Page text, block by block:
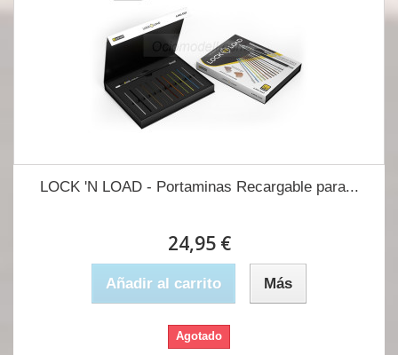
LOCK 'N LOAD - Portaminas Recargable para...
24,95 €
Añadir al carrito Más
Agotado